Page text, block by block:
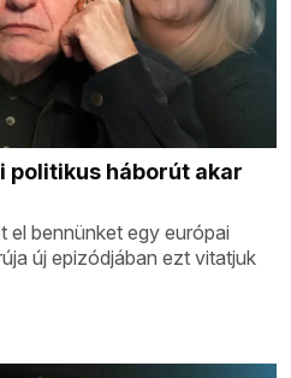
politikus háborút akar
el bennünket egy európai
új epizódjában ezt vitatjuk